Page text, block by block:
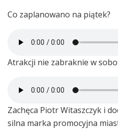
Co zaplanowano na piątek?
Atrakcji nie zabraknie w
Zachęca Piotr Witaszczyk i
silna marka promocyjna